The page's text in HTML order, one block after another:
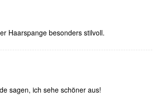
Haarspange besonders stilvoll.
sagen, ich sehe schöner aus!